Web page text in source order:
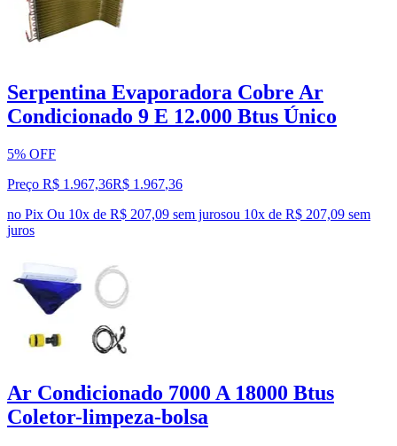
Serpentina Evaporadora Cobre Ar
Condicionado 9 E 12.000 Btus Único
5% OFF
Preço R$ 1.967,36R$ 1.967,36
no Pix Ou 10x de R$ 207,09 sem jurosou 10x de R$ 207,09 sem
juros
Ar Condicionado 7000 A 18000 Btus
Coletor-limpeza-bolsa